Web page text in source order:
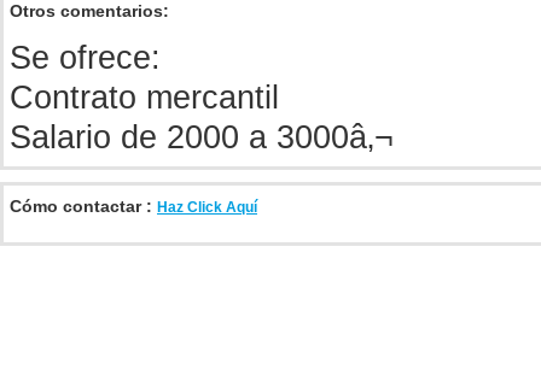
Otros comentarios:
Se ofrece:
Contrato mercantil
Salario de 2000 a 3000â‚¬
Cómo contactar : Haz Click Aquí